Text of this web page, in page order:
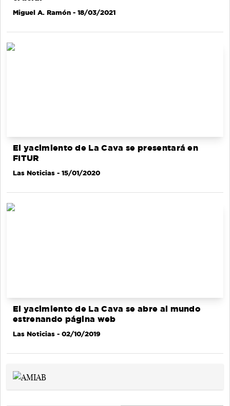
Miguel A. Ramón - 18/03/2021
El yacimiento de La Cava se presentará en
FITUR
Las Noticias - 15/01/2020
El yacimiento de La Cava se abre al mundo
estrenando página web
Las Noticias - 02/10/2019